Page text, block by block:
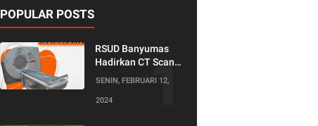
POPULAR POSTS
RSUD Banyumas
Hadirkan CT Scan
128 Slice!
untuk Pemeriksaan
SENIN, FEBRUARI 12,
2024